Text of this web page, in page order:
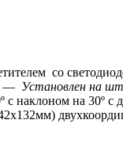
со
— Установлен на
с наклоном на 30º